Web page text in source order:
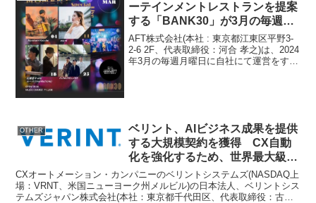
ーテインメントレストランを提案
する「BANK30」が3月の毎週月
曜日に実施するディナーライブ
TALIKA JAPON
presents「MOMENT」のライン
AFT株式会社(本社 : 東京都江東区平野3-
2-6 2F、代表取締役：河合 孝之)は、2024
年3月の毎週月曜日に自社にて運営をする
OTHER
ベリント、AIビジネス成果を提供
する大規模契約を獲得 CX自動
化を強化するため、世界最大級の
小売業者から数千万ドル規模のビ
ジネスを受注
CXオートメーション・カンパニーのベリントシステムズ(NASDAQ上
場：VRNT、米国ニューヨーク州メルビル)の日本法人、ベリントシス
テムズジャパン株式会社(本社：東京都千代田区、代表取締役：古賀